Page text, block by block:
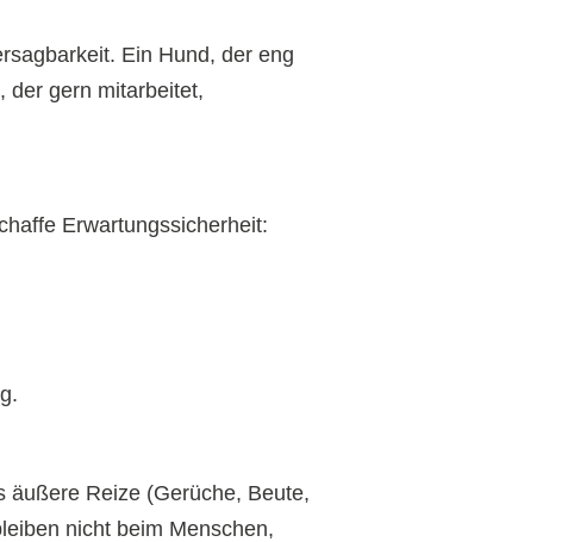
Ein Hund, der eng
der gern mitarbeitet,
Erwartungssicherheit:
äußere Reize (Gerüche, Beute,
nicht beim Menschen,